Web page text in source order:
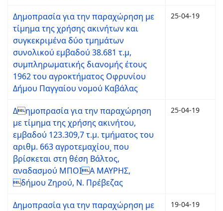
Δημοπρασία για την παραχώρηση με
τίμημα της χρήσης ακινήτων και
συγκεκριμένα δύο τμημάτων
συνολικού εμβαδού 38.681 τ.μ,
συμπληρωματικής διανομής έτους
1962 του αγροκτήματος Οφρυνίου
Δήμου Παγγαίου νομού Καβάλας
25-04-19
Δημοπρασία για την παραχώρηση
με τίμημα της χρήσης ακινήτου,
εμβαδού 123.309,7 τ.μ. τμήματος του
αριθμ. 663 αγροτεμαχίου¸ που
βρίσκεται στη θέση Βάλτος,
αναδασμού ΜΠΟΙΑ ΜΑΥΡΗΣ,
δήμου Ζηρού, Ν. Πρέβεζας
25-04-19
Δημοπρασία για την παραχώρηση με
19-04-19